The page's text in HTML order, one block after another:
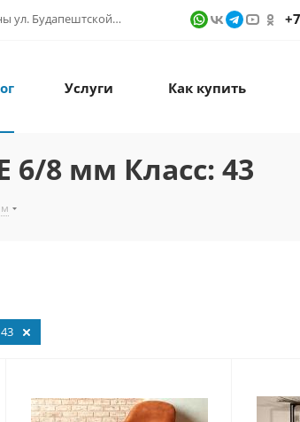
г. Санкт-Петербург, ул. Фучика д. 9, ТК "КУБАТУРА" (вход со стороны ул. Будапештской) № 1в.541
Услуги Как купить
6/8 мм Класс: 43
43